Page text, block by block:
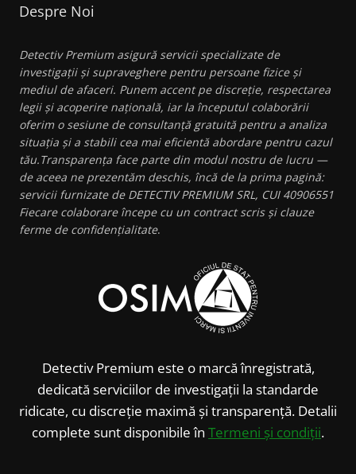
Despre Noi
Detectiv Premium asigură servicii specializate de
investigații și supraveghere pentru persoane fizice și
mediul de afaceri. Punem accent pe discreție, respectarea
legii și acoperire națională, iar la începutul colaborării
oferim o sesiune de consultanță gratuită pentru a analiza
situația și a stabili cea mai eficientă abordare pentru cazul
tău.Transparența face parte din modul nostru de lucru —
de aceea ne prezentăm deschis, încă de la prima pagină:
servicii furnizate de DETECTIV PREMIUM SRL, CUI 40906551
Fiecare colaborare începe cu un contract scris și clauze
ferme de confidențialitate.
Detectiv Premium este o marcă înregistrată,
dedicată serviciilor de investigații la standarde
ridicate, cu discreție maximă și transparență. Detalii
complete sunt disponibile în Termeni și condiții.